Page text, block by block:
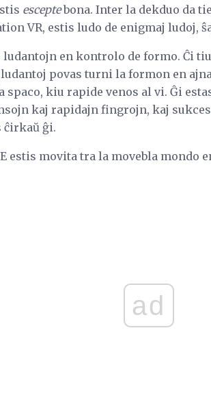
esceptebona. Inter la dekduo da
VR, estis ludo de enigmaj ludoj,
ludantojn en kontrolo de formo. Ĉi
povas turni la formon en
spaco, kiu rapide venos al vi. Ĝi
kaj rapidajn fingrojn, kaj
ĉirkaŭ ĝi.
estis movita tra la movebla
ad